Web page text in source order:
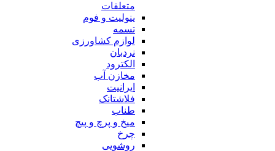
متعلقات
ینولیت و فوم
تسمه
لوازم کشاورزی
نردبان
الکترود
مخازن آب
ایرانیت
فلاشتانک
طناب
میخ و پرچ و پیچ
چرخ
روشویی